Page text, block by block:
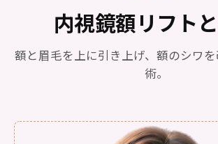
内視鏡額リフト
額と眉毛を上に引き上げ、額のシワ
術。